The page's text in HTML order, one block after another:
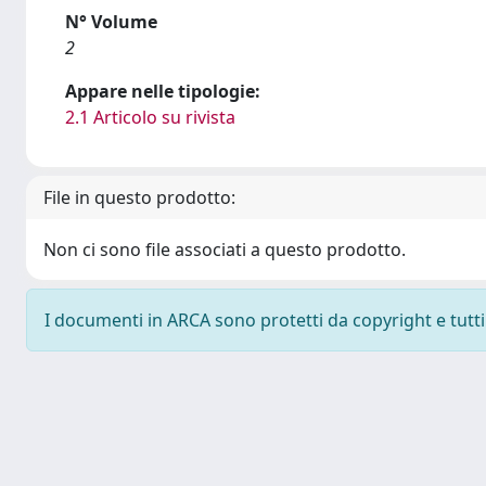
N° Volume
2
Appare nelle tipologie:
2.1 Articolo su rivista
File in questo prodotto:
Non ci sono file associati a questo prodotto.
I documenti in ARCA sono protetti da copyright e